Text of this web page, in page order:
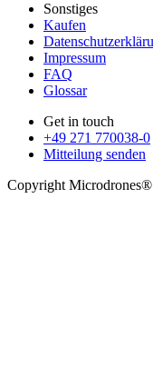
Sonstiges
Kaufen
Impressum
FAQ
Glossar
Get in touch
+49 271 770038-0
Mitteilung senden
Copyright